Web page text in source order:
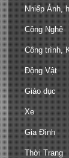
Nhiếp Ảnh,
Công Nghệ
Công trình,
Động Vật
Giáo dục
Xe
Gia Đình
Thời Trang